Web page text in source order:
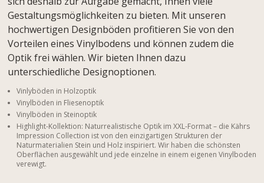
Gestaltungsmöglichkeiten zu bieten. Mit unseren
hochwertigen Designböden profitieren Sie von den
Vorteilen eines Vinylbodens und können zudem die
Optik frei wählen. Wir bieten Ihnen dazu
unterschiedliche Designoptionen.
Vinlyböden in Holzoptik
Vinylböden in Fliesenoptik
Vinylböden in Steinoptik
Highlight-Kollektion: Naturrealistische Optik im XXL-Format – die Kährs
Impression Collection ist von den einzigartigen Strukturen der
Naturmaterialien Stein und Holz inspiriert. Wir haben die schönsten
Oberflächen ausgewählt und jede einzelne in einem eigenen Vinylboden
verewigt.